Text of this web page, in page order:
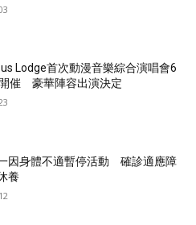
Lodge首次動漫音樂綜合演唱會6
催 豪華陣容出演決定
因身體不適暫停活動 確診適應障
養